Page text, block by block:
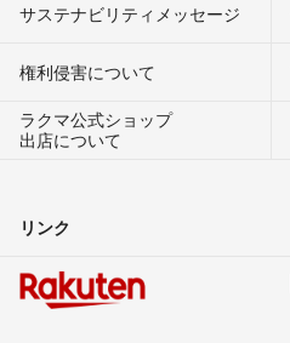
サステナビリティメッセージ
権利侵害について
ラクマ公式ショップ
出店について
リンク